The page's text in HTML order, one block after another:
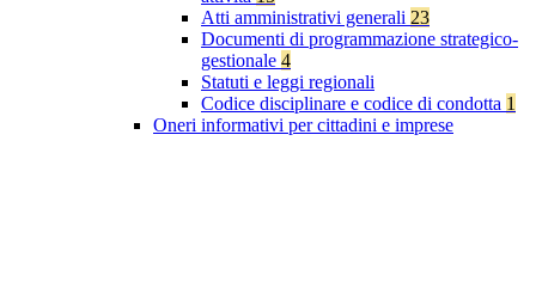
Atti amministrativi generali 23
Documenti di programmazione strategico-
gestionale 4
Statuti e leggi regionali
Codice disciplinare e codice di condotta 1
Oneri informativi per cittadini e imprese